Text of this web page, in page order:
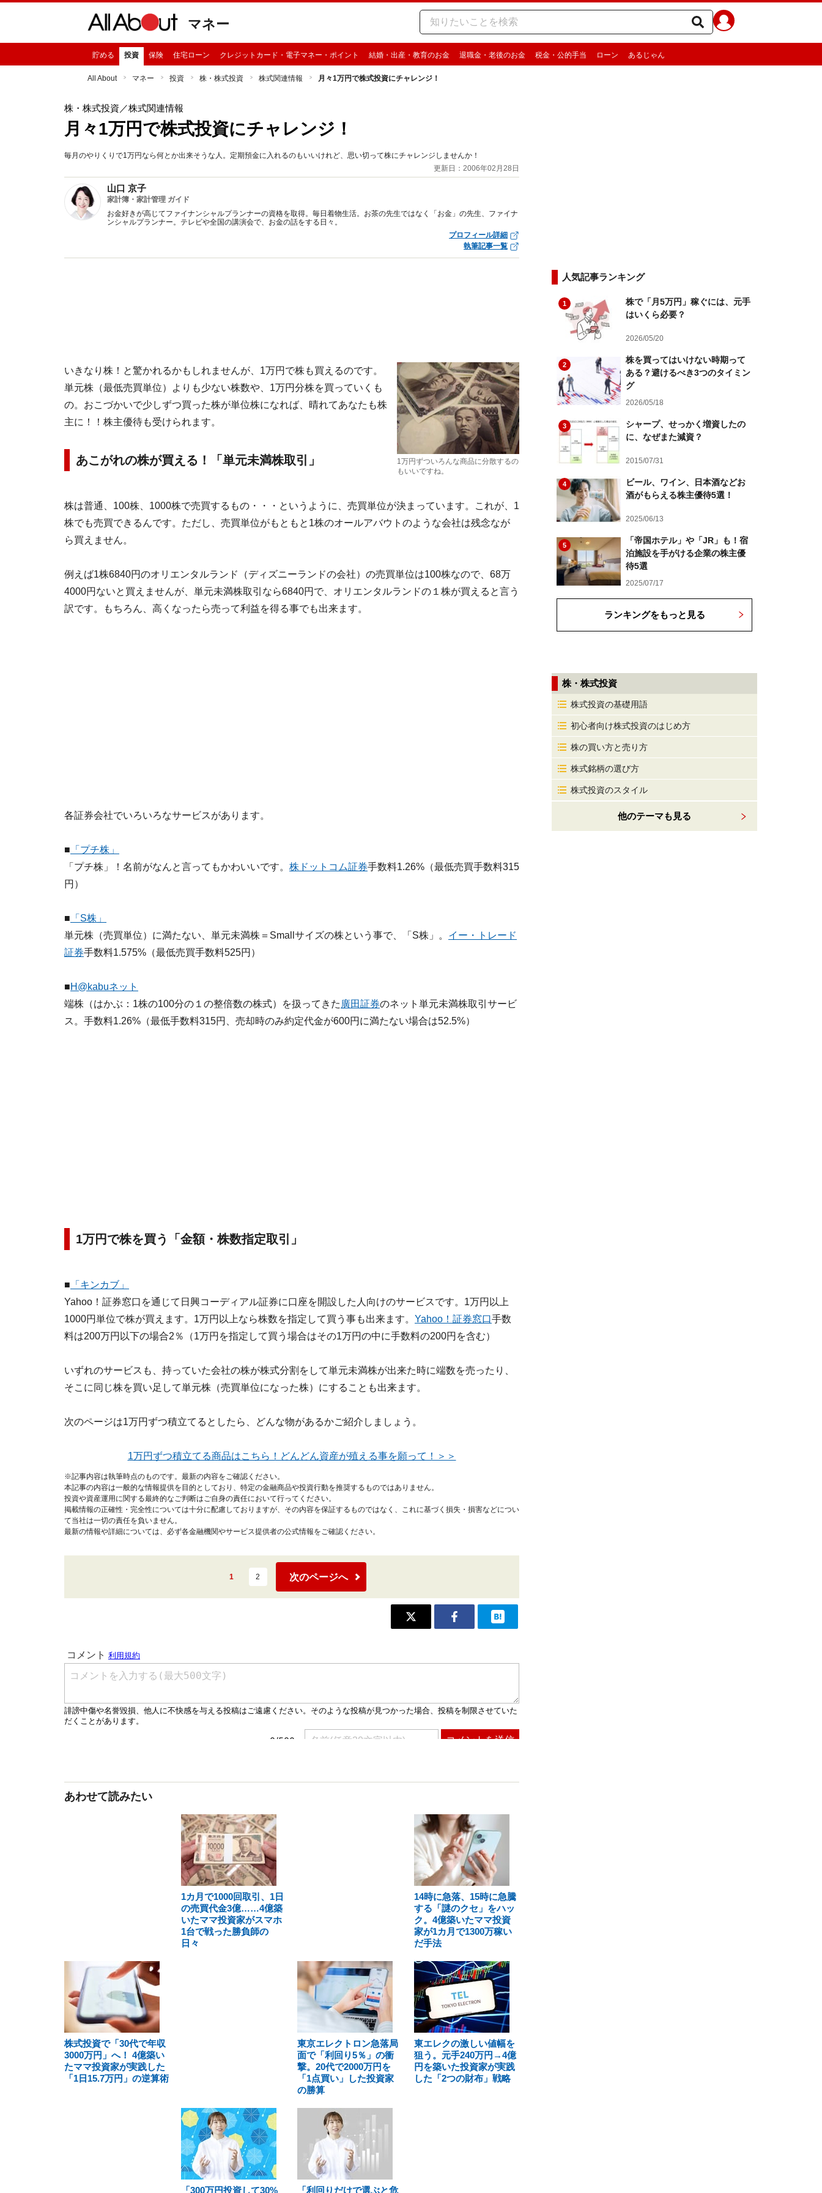
マネー
貯める 投資 保険 住宅ローン クレジットカード・電子マネー・ポイント 結婚・出産・教育のお金 退職金・老後のお金 税金・公的手当 ローン あるじゃん
All About マネー 投資 株・株式投資 株式関連情報 月々1万円で株式投資にチャレンジ！
株・株式投資 ／株式関連情報
月々1万円で株式投資にチャレンジ！
毎月のやりくりで1万円なら何とか出来そうな人。定期預金に入れるのもいいけれど、思い切って株にチャレンジしませんか！
更新日：2006年02月28日
山口 京子
家計簿・家計管理 ガイド
お金好きが高じてファイナンシャルプランナーの資格を取得。毎日着物生活。お茶の先生ではなく「お金」の先生、ファイナ
ンシャルプランナー。テレビや全国の講演会で、お金の話をする日々。
プロフィール詳細
執筆記事一覧
1万円ずついろんな商品に分散するの
もいいですね。
いきなり株！と驚かれるかもしれませんが、1万円で株も買えるのです。
単元株（最低売買単位）よりも少ない株数や、1万円分株を買っていくも
の。おこづかいで少しずつ買った株が単位株になれば、晴れてあなたも株
主に！！株主優待も受けられます。
あこがれの株が買える！「単元未満株取引」
株は普通、100株、1000株で売買するもの・・・というように、売買単位が決まっています。これが、1
株でも売買できるんです。ただし、売買単位がもともと1株のオールアバウトのような会社は残念なが
ら買えません。
例えば1株6840円のオリエンタルランド（ディズニーランドの会社）の売買単位は100株なので、68万
4000円ないと買えませんが、単元未満株取引なら6840円で、オリエンタルランドの１株が買えると言う
訳です。もちろん、高くなったら売って利益を得る事でも出来ます。
各証券会社でいろいろなサービスがあります。
■ 「プチ株」
「プチ株」！名前がなんと言ってもかわいいです。 株ドットコム証券手数料1.26%（最低売買手数料315
円）
■ 「S株」
単元株（売買単位）に満たない、単元未満株＝Smallサイズの株という事で、「S株」。 イー・トレード
証券手数料1.575%（最低売買手数料525円）
■H@kabuネット
端株（はかぶ：1株の100分の１の整倍数の株式）を扱ってきた 廣田証券のネット単元未満株取引サービ
ス。手数料1.26%（最低手数料315円、売却時のみ約定代金が600円に満たない場合は52.5%）
1万円で株を買う「金額・株数指定取引」
■ 「キンカブ」
Yahoo！証券窓口を通じて日興コーディアル証券に口座を開設した人向けのサービスです。1万円以上
1000円単位で株が買えます。1万円以上なら株数を指定して買う事も出来ます。 Yahoo！証券窓口手数
料は200万円以下の場合2％（1万円を指定して買う場合はその1万円の中に手数料の200円を含む）
いずれのサービスも、持っていた会社の株が株式分割をして単元未満株が出来た時に端数を売ったり、
そこに同じ株を買い足して単元株（売買単位になった株）にすることも出来ます。
次のページは1万円ずつ積立てるとしたら、どんな物があるかご紹介しましょう。
1万円ずつ積立てる商品はこちら！どんどん資産が殖える事を願って！＞＞
※記事内容は執筆時点のものです。最新の内容をご確認ください。
本記事の内容は一般的な情報提供を目的としており、特定の金融商品や投資行動を推奨するものではありません。
投資や資産運用に関する最終的なご判断はご自身の責任において行ってください。
掲載情報の正確性・完全性については十分に配慮しておりますが、その内容を保証するものではなく、これに基づく損失・損害などについ
て当社は一切の責任を負いません。
最新の情報や詳細については、必ず各金融機関やサービス提供者の公式情報をご確認ください。
1 2 次のページへ
あわせて読みたい
1カ月で1000回取引、1日
の売買代金3億……4億築
いたママ投資家がスマホ
1台で戦った勝負師の
日々
14時に急落、15時に急騰
する「謎のクセ」をハッ
ク。4億築いたママ投資
家が1カ月で1300万稼い
だ手法
株式投資で「30代で年収
3000万円」へ！ 4億築い
たママ投資家が実践した
「1日15.7万円」の逆算術
東京エレクトロン急落局
面で「利回り5％」の衝
撃。20代で2000万円を
「1点買い」した投資家
の勝算
東エレクの激しい値幅を
狙う。元手240万円→4億
円を築いた投資家が実践
した「2つの財布」戦略
「300万円投資して30% 「利回りだけで選ぶと危
人気記事ランキング
1
株で「月5万円」稼ぐには、元手
はいくら必要？
2026/05/20
2
株を買ってはいけない時期って
ある？避けるべき3つのタイミン
グ
2026/05/18
3
シャープ、せっかく増資したの
に、なぜまた減資？
2015/07/31
4
ビール、ワイン、日本酒などお
酒がもらえる株主優待5選！
2025/06/13
5
「帝国ホテル」や「JR」も！宿
泊施設を手がける企業の株主優
待5選
2025/07/17
ランキングをもっと見る
株・株式投資
株式投資の基礎用語
初心者向け株式投資のはじめ方
株の買い方と売り方
株式銘柄の選び方
株式投資のスタイル
他のテーマも見る